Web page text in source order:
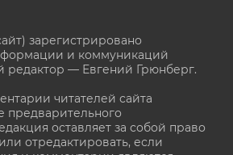
зарегистрировано
и коммуникаций
редактор — Евгений Грюнберг.
читателей сайта
предварительного
оставляет за собой право
отредактировать, если